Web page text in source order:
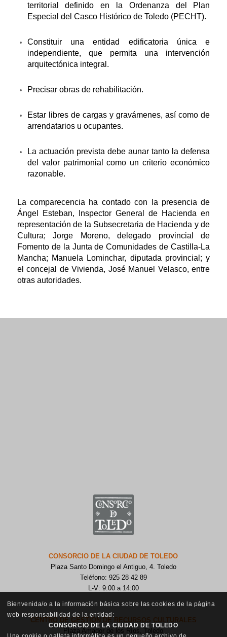
territorial definido en la Ordenanza del Plan
Especial del Casco Histórico de Toledo (PECHT).
Constituir una entidad edificatoria única e
independiente, que permita una intervención
arquitectónica integral.
Precisar obras de rehabilitación.
Estar libres de cargas y gravámenes, así como de
arrendatarios u ocupantes.
La actuación prevista debe aunar tanto la defensa
del valor patrimonial como un criterio económico
razonable.
La comparecencia ha contado con la presencia de
Ángel Esteban, Inspector General de Hacienda en
representación de la Subsecretaria de Hacienda y de
Cultura; Jorge Moreno, delegado provincial de
Fomento de la Junta de Comunidades de Castilla-La
Mancha; Manuela Lominchar, diputada provincial; y
el concejal de Vivienda, José Manuel Velasco, entre
otras autoridades.
CONSORCIO DE LA CIUDAD DE TOLEDO
Plaza Santo Domingo el Antiguo, 4. Toledo
Teléfono: 925 28 42 89
L-V: 9:00 a 14:00
CENTRO DE GESTIÓN DE RECURSOS CULTURALES
Plaza Amador de los Ríos, Toledo
Bienvenida/o a la información básica sobre las cookies de la página
web responsabilidad de la entidad:
CONSORCIO DE LA CIUDAD DE TOLEDO